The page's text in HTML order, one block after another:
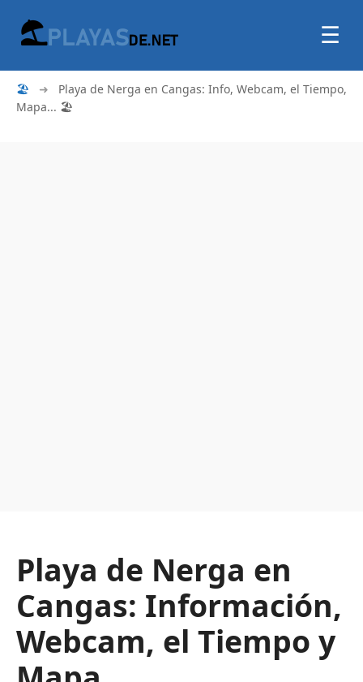
☰
🏖 ➜
Playa de Nerga en Cangas: Info, Webcam, el Tiempo,
Mapa... 🏖️
Playa de Nerga en
Cangas: Información,
Webcam, el Tiempo y